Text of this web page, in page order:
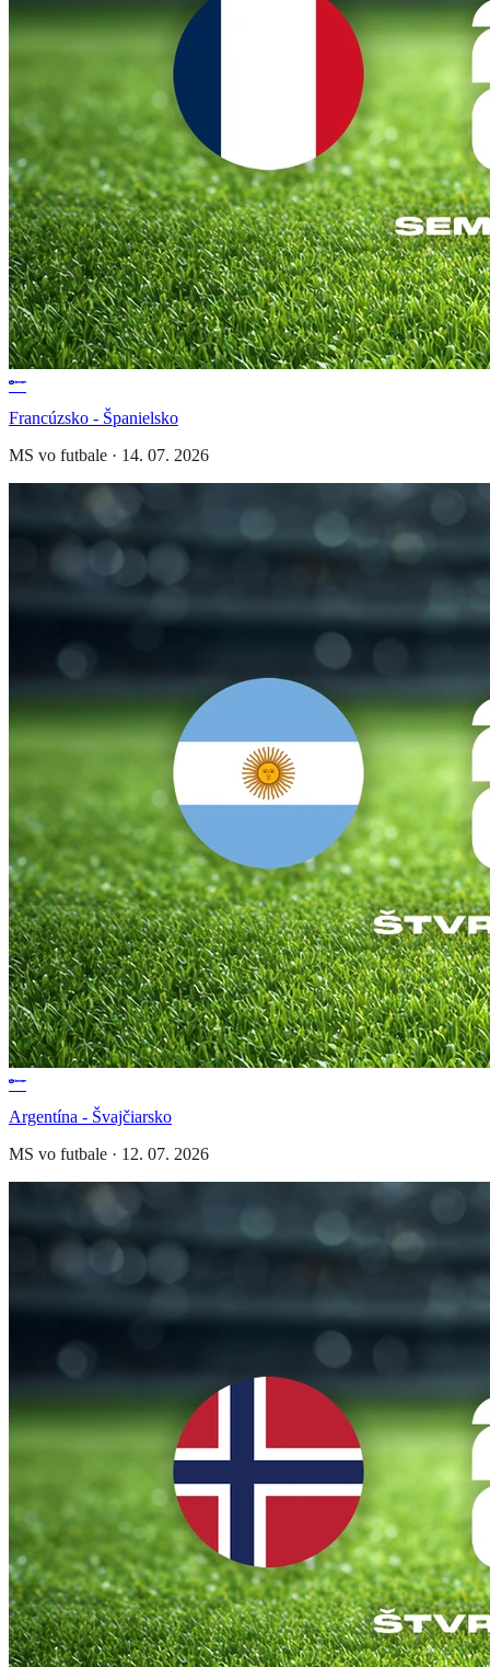
Francúzsko - Španielsko
MS vo futbale · 14. 07. 2026
Argentína - Švajčiarsko
MS vo futbale · 12. 07. 2026